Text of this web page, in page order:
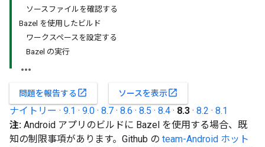
ソースファイルを確認する
Bazel を使用したビルド
ワークスペースを設定する
Bazel の実行
問題を報告する open_in_new ソースを表示open_in_new
ナイトリー · 9.1 · 9.0 · 8.7 · 8.6 · 8.5 · 8.4 · 8.3 · 8.2 · 8.1
注: Android アプリのビルドに Bazel を使用する場合、既
知の制限事項があります。Github の team-Android ホット